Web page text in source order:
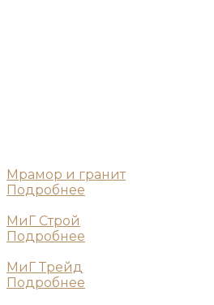
Мрамор и гранит
Подробнее
МиГ Строй
Подробнее
МиГ Трейд
Подробнее